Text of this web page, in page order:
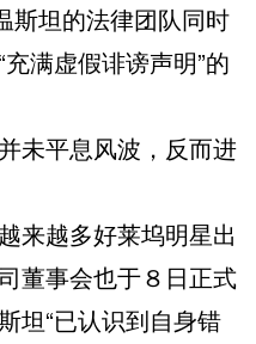
斯坦的法律团队同时
满虚假诽谤声明”的
平息风波，反而进
越多好莱坞明星出
董事会也于８日正式
坦“已认识到自身错